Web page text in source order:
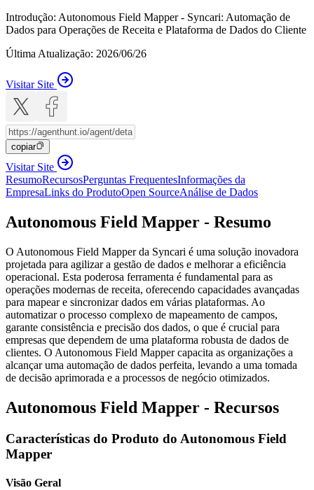
Introdução: Autonomous Field Mapper - Syncari: Automação de
Dados para Operações de Receita e Plataforma de Dados do Cliente
Última Atualização: 2026/06/26
Visitar Site
copiar
Visitar Site
ResumoRecursosPerguntas FrequentesInformações da
EmpresaLinks do ProdutoOpen SourceAnálise de Dados
Autonomous Field Mapper - Resumo
O Autonomous Field Mapper da Syncari é uma solução inovadora
projetada para agilizar a gestão de dados e melhorar a eficiência
operacional. Esta poderosa ferramenta é fundamental para as
operações modernas de receita, oferecendo capacidades avançadas
para mapear e sincronizar dados em várias plataformas. Ao
automatizar o processo complexo de mapeamento de campos,
garante consistência e precisão dos dados, o que é crucial para
empresas que dependem de uma plataforma robusta de dados de
clientes. O Autonomous Field Mapper capacita as organizações a
alcançar uma automação de dados perfeita, levando a uma tomada
de decisão aprimorada e a processos de negócio otimizados.
Autonomous Field Mapper - Recursos
Características do Produto do Autonomous Field
Mapper
Visão Geral